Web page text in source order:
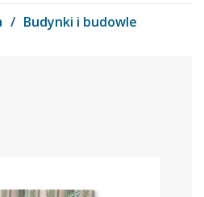
/ Budynki i budowle